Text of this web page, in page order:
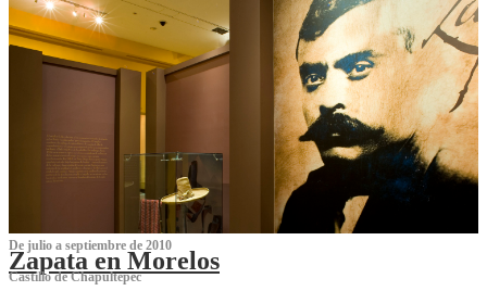
De julio a septiembre de 2010
Zapata en Morelos
Castillo de Chapultepec